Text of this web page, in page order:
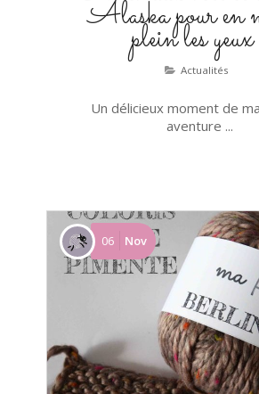
Alaska pour en
plein les
Actualités
Un délicieux moment de
aventure ...
06 Nov